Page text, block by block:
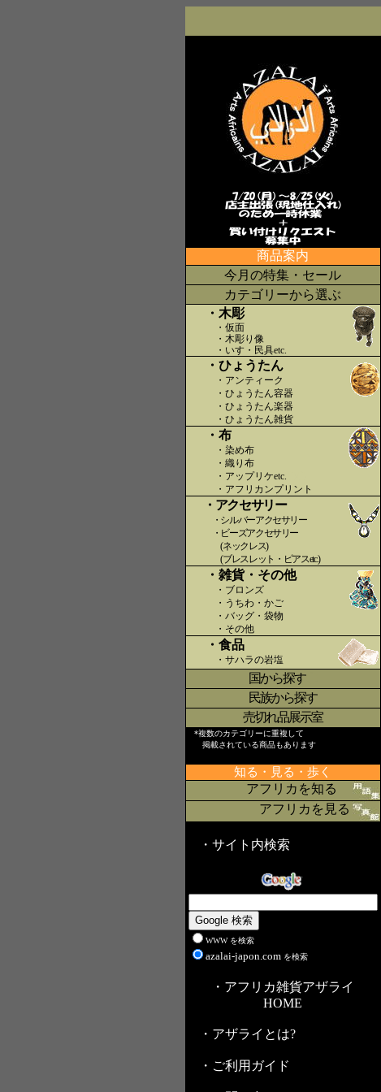
商品案内
今月の特集・セール
カテゴリーから選ぶ
・木彫
・仮面
・木彫り像
・いす・民具etc.
・ひょうたん
・アンティーク
・ひょうたん容器
・ひょうたん楽器
・ひょうたん雑貨
・布
・染め布
・織り布
・アップリケetc.
・アフリカンプリント
・アクセサリー
・シルバーアクセサリー
・ビーズアクセサリー
(ネックレス)
(ブレスレット・ピアスetc.)
・雑貨・その他
・ブロンズ
・うちわ・かご
・バッグ・袋物
・その他
・食品
・サハラの岩塩
国から探す〇
民族から探す
売切れ品展示室
*複数のカテゴリーに重複して
掲載されている商品もあります
知る・見る・歩く
アフリカを知る
アフリカを見る
・サイト内検索
WWW を検索
azalai-japon.com を検索
・アフリカ雑貨アザライ
HOME
・アザライとは?
・ご利用ガイド